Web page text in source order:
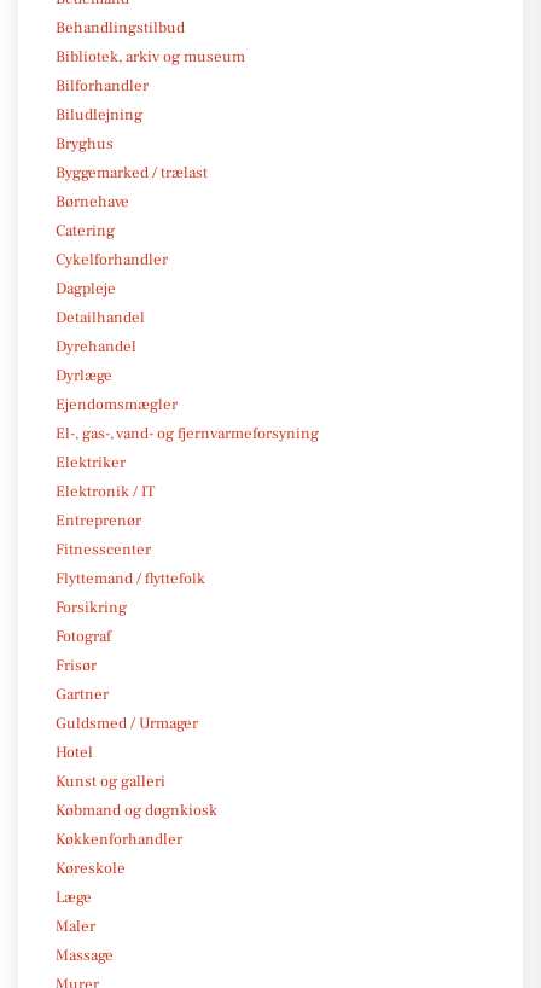
Behandlingstilbud
Bibliotek, arkiv og museum
Bilforhandler
Biludlejning
Bryghus
Byggemarked / trælast
Børnehave
Catering
Cykelforhandler
Dagpleje
Detailhandel
Dyrehandel
Dyrlæge
Ejendomsmægler
El-, gas-, vand- og fjernvarmeforsyning
Elektriker
Elektronik / IT
Entreprenør
Fitnesscenter
Flyttemand / flyttefolk
Forsikring
Fotograf
Frisør
Gartner
Guldsmed / Urmager
Hotel
Kunst og galleri
Købmand og døgnkiosk
Køkkenforhandler
Køreskole
Læge
Maler
Massage
Murer